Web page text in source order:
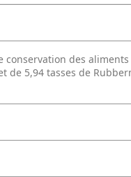
conservation des
de 5,94 tasses de